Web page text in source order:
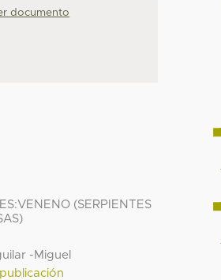
documento
(SERPIENTES
-Miguel